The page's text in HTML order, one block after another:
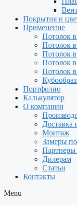
Покрытия и
Применение
Потолок
Потолок
Потолок
Потолок
Потолок
Портфолио
Калькулятор
О компании
Доставка
Монтаж
Замеры
Партнеры
Дилерам
Статьи
Контакты
Menu